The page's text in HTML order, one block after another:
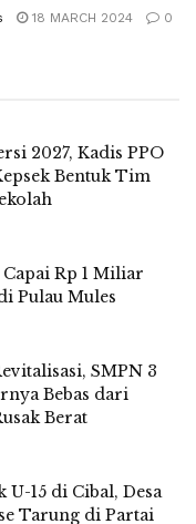
18 MARCH 2024 0
2027, Kadis PPO
Bentuk Tim
Rp 1 Miliar
Pulau Mules
SMPN 3
Bebas dari
Berat
15 di Cibal, Desa
Tarung di Partai